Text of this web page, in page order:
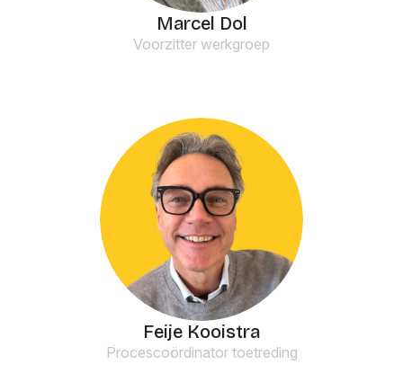
Marcel Dol
Voorzitter werkgroep
Feije Kooistra
Procescoördinator toetreding